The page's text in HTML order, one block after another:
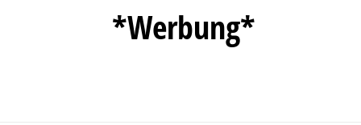
*Werbung*